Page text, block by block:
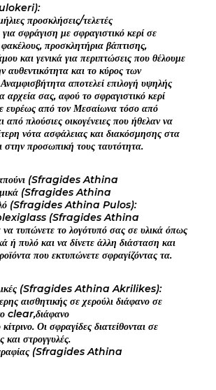
προσκλήσεις/τελετές
σφράγιση με σφραγιστικό κερί σε
προσκλητήρια βάπτισης,
και γενικά για περιπτώσεις που θέλουμε
αυθεντικότητα και το κύρος των
αποτελεί επιλογή υψηλής
αρχεία σας, αφού το σφραγιστικό κερί
ευρέως από τον Μεσαίωνα τόσο από
από πλούσιες οικογένειες που ήθελαν να
νότα ασφάλειας και διακόσμησης στα
στην προσωπική τους ταυτότητα.
(Sfragides Athina
(Sfragides Athina
(Sfragides Athina Pulos):
plexiglass (Sfragides Athina
τυπώνετε το λογότυπό σας σε υλικά όπως
ή πυλό και να δίνετε άλλη διάσταση και
που εκτυπώνετε σφραγίζόντας τα.
(Sfragides Athina Akrilikes):
αισθητικής σε χερούλι διάφανο σε
clear,διάφανο
Οι σφραγίδες διατείθονται σε
και στρογγυλές.
(Sfragides Athina